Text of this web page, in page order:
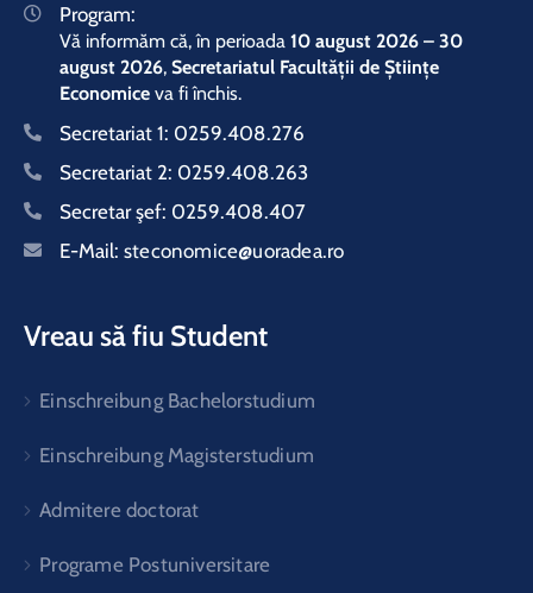
Program:
Vă informăm că, în perioada 10 august 2026 – 30
august 2026, Secretariatul Facultății de Științe
Economice va fi închis.
Secretariat 1: 0259.408.276
Secretariat 2: 0259.408.263
Secretar şef: 0259.408.407
E-Mail: steconomice@uoradea.ro
Vreau să fiu Student
Einschreibung Bachelorstudium
Einschreibung Magisterstudium
Admitere doctorat
Programe Postuniversitare